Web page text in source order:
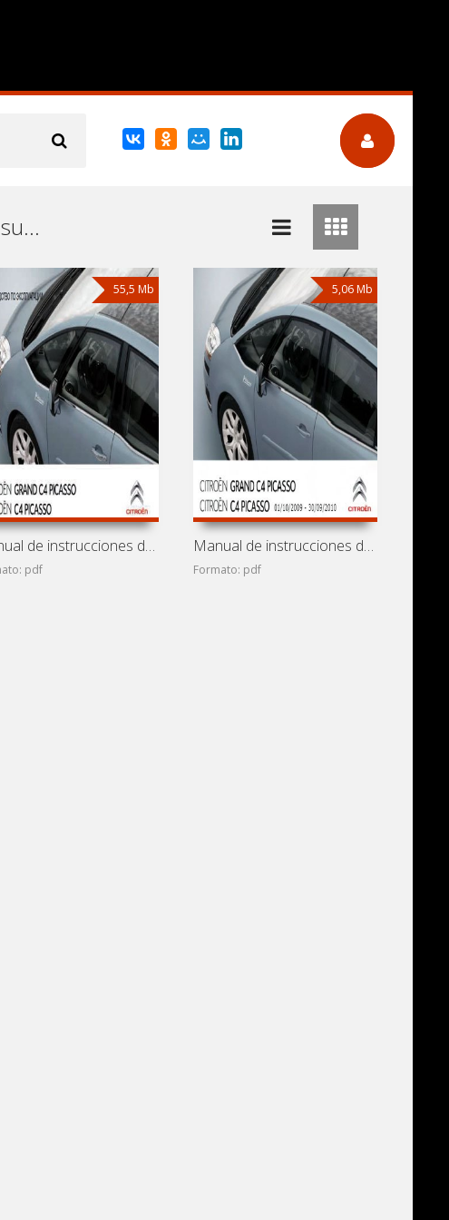
Coche Citroen Grand C4 Picasso Manuales de Usuario, Manuales de Instrucciones (Reparación) y Mantenimiento Descargar Gratis
55,5 Mb
Manual de instrucciones de coches Citroen C4 Picasso y
pdf
5,06 Mb
Manual de instrucciones de coches Citroen C4 Picasso y
Formato: pdf